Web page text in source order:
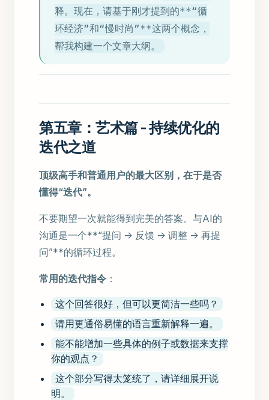
释。现在，请基于刚才提到的**“循
环经济”和“慢时尚”**这两个概念，
帮我构建一个文章大纲。
第五章：艺术篇 - 持续优化的
迭代之道
顶级高手和普通用户的最大区别，在于是否
懂得“迭代”。
不要期望一次就能得到完美的答案。与AI的
沟通是一个**“提问 -> 反馈 -> 调整 -> 再提
问”**的循环过程。
常用的迭代指令 ：
这个回答很好，但可以更简洁一些吗？
请用更通俗易懂的语言重新解释一遍。
能不能增加一些具体的例子或数据来支撑
你的观点？
这个部分写得太笼统了，请详细展开说
明。